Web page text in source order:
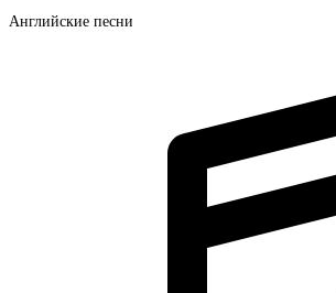
Английские песни